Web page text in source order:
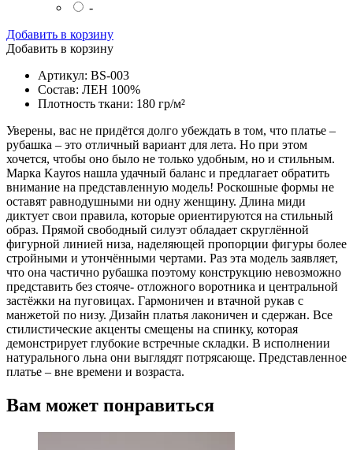
-
Добавить в корзину
Добавить в корзину
Артикул: BS-003
Состав: ЛЕН 100%
Плотность ткани: 180 гр/м²
Уверены, вас не придётся долго убеждать в том, что платье –
рубашка – это отличный вариант для лета. Но при этом
хочется, чтобы оно было не только удобным, но и стильным.
Марка Kayros нашла удачный баланс и предлагает обратить
внимание на представленную модель! Роскошные формы не
оставят равнодушными ни одну женщину. Длина миди
диктует свои правила, которые ориентируются на стильный
образ. Прямой свободный силуэт обладает скруглённой
фигурной линией низа, наделяющей пропорции фигуры более
стройными и утончёнными чертами. Раз эта модель заявляет,
что она частично рубашка поэтому конструкцию невозможно
представить без стояче- отложного воротника и центральной
застёжки на пуговицах. Гармоничен и втачной рукав с
манжетой по низу. Дизайн платья лаконичен и сдержан. Все
стилистические акценты смещены на спинку, которая
демонстрирует глубокие встречные складки. В исполнении
натурального льна они выглядят потрясающе. Представленное
платье – вне времени и возраста.
Вам может понравиться